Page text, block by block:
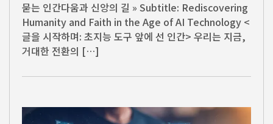
묻는 인간다움과 신앙의 길 » Subtitle: Rediscovering
Humanity and Faith in the Age of AI Technology <
글을 시작하며: 초지능 도구 앞에 선 인간> 우리는 지금,
거대한 전환의 […]